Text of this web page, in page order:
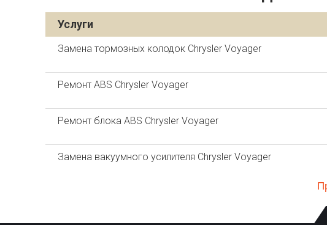
Услуги
Замена тормозных колодок Chrysler Voyager
Ремонт ABS Chrysler Voyager
Ремонт блока ABS Chrysler Voyager
Замена вакуумного усилителя Chrysler Voyager